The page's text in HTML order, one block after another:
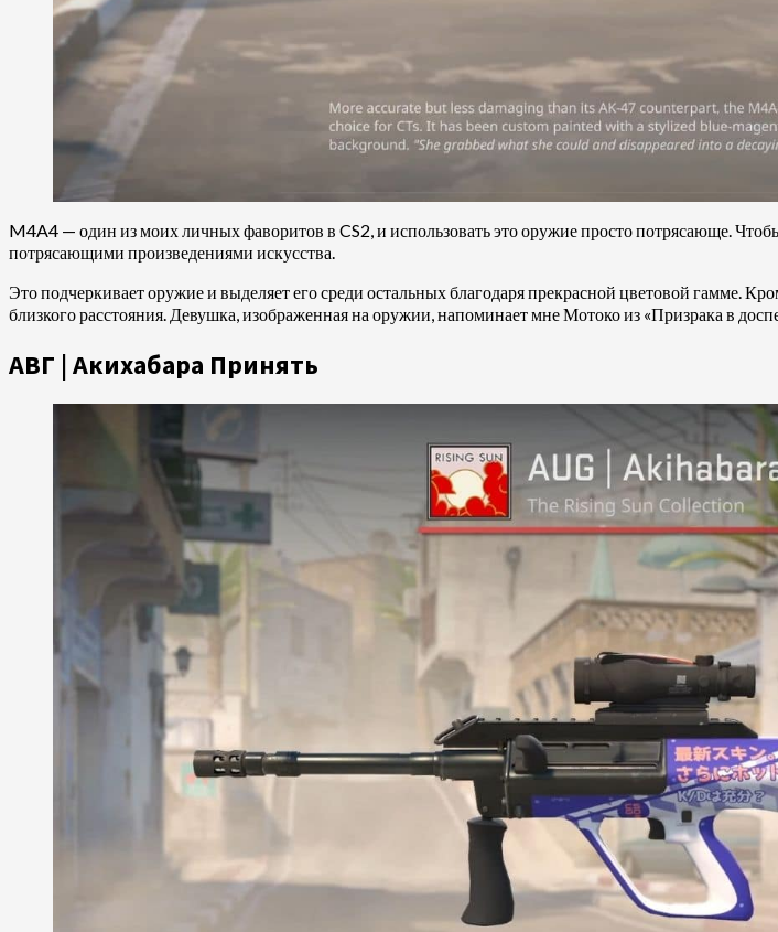
M4A4 — один из моих личных фаворитов в CS2, и использовать это оружие просто потрясающе.
потрясающими произведениями искусства.
Это подчеркивает оружие и выделяет его среди остальных благодаря прекрасной цветовой гамме.
близкого расстояния. Девушка, изображенная на оружии, напоминает мне Мотоко из «Призрака в
АВГ | Акихабара Принять